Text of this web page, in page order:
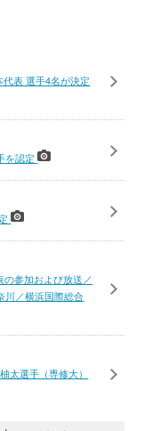
表 選手4名が決定
を認定
参加および放送／
／横浜国際総合
太選手（専修大）